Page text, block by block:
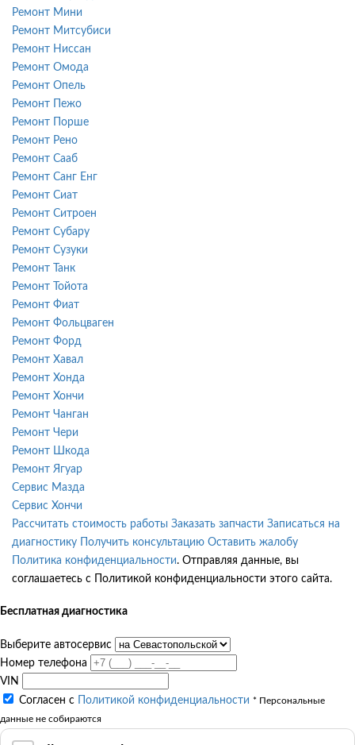
Ремонт Мини
Ремонт Митсубиси
Ремонт Ниссан
Ремонт Омода
Ремонт Опель
Ремонт Пежо
Ремонт Порше
Ремонт Рено
Ремонт Сааб
Ремонт Санг Енг
Ремонт Сиат
Ремонт Ситроен
Ремонт Субару
Ремонт Сузуки
Ремонт Танк
Ремонт Тойота
Ремонт Фиат
Ремонт Фольцваген
Ремонт Форд
Ремонт Хавал
Ремонт Хонда
Ремонт Хончи
Ремонт Чанган
Ремонт Чери
Ремонт Шкода
Ремонт Ягуар
Сервис Мазда
Сервис Хончи
Рассчитать стоимость работы Заказать запчасти Записаться на
диагностику
Получить консультацию Оставить жалобу
Политика конфиденциальности. Отправляя данные, вы
соглашаетесь с Политикой конфиденциальности этого сайта.
Бесплатная диагностика
Выберите автосервис
Номер телефона
VIN
Согласен с
Политикой конфиденциальности * Персональные
данные не собираются